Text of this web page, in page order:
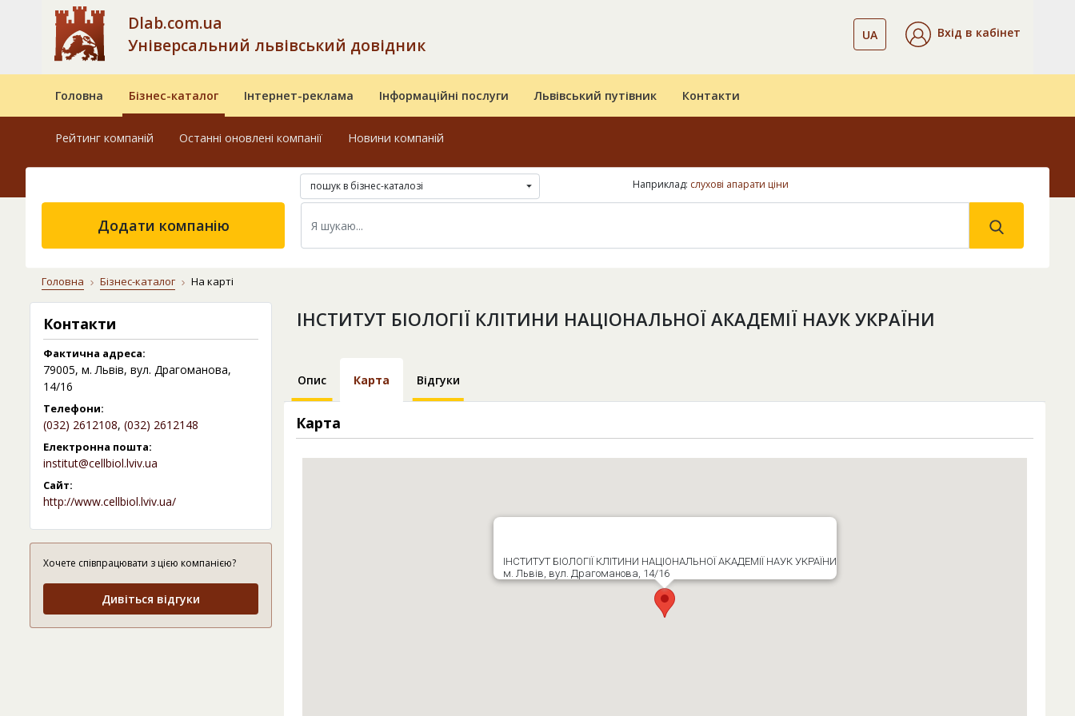
Dlab.com.ua
Універсальний львівський довідник
UA Вхід в кабінет
Головна Бізнес-каталог Інтернет-реклама Інформаційні послуги Львівський путівник Контакти
Рейтинг компаній Останні оновлені компанії Новини компаній
пошук в бізнес-каталозі Наприклад: слухові апарати ціни
Додати компанію
Головна Бізнес-каталог На карті
Контакти
Фактична адреса:
79005, м. Львів, вул. Драгоманова,
14/16
Телефони:
(032) 2612108, (032) 2612148
Електронна пошта:
institut@cellbiol.lviv.ua
Сайт:
http://www.cellbiol.lviv.ua/
Хочете співпрацювати з цією компанією?
Дивіться відгуки
ІНСТИТУТ БІОЛОГІЇ КЛІТИНИ НАЦІОНАЛЬНОЇ АКАДЕМІЇ НАУК УКРАЇНИ
Опис Карта Відгуки
Карта
ІНСТИТУТ БІОЛОГІЇ КЛІТИНИ НАЦІОНАЛЬНОЇ АКАДЕМІЇ НАУК УКРАЇНИ
м. Львів, вул. Драгоманова, 14/16